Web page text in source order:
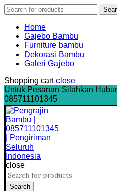
Search
for:
Home
Gajebo Bambu
Furniture bambu
Dekorasi Bambu
Galeri Gajebo
Shopping cart close
Untuk Pesanan Silahkan
085711101345
close
Search
for:
Search